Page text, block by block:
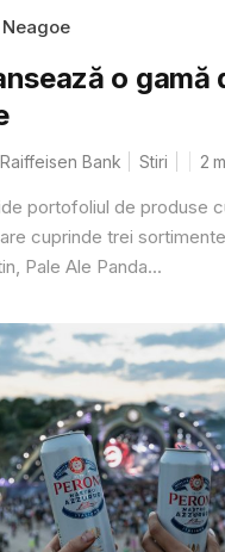
o gamă
Bank Stiri 2
portofoliul de produse
cuprinde trei
Pale Ale Panda...